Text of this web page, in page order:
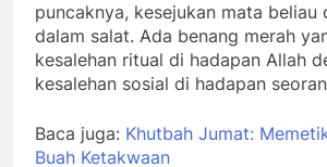
puncaknya, kesejukan mata beliau
dalam salat. Ada benang merah
kesalehan ritual di hadapan Allah
kesalehan sosial di hadapan
Baca juga: Khutbah Jumat:
Buah Ketakwaan